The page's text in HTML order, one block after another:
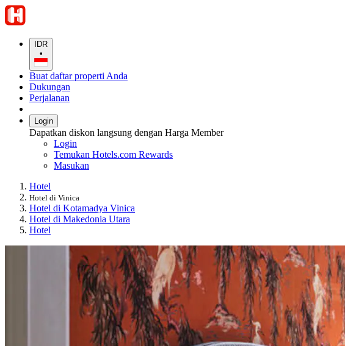
IDR
•
Buat daftar properti Anda
Dukungan
Perjalanan
Login
Dapatkan diskon langsung dengan Harga Member
Login
Temukan Hotels.com Rewards
Masukan
Hotel
Hotel di Vinica
Hotel di Kotamadya Vinica
Hotel di Makedonia Utara
Hotel